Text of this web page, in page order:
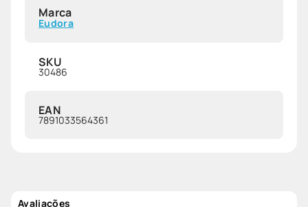
Marca
Eudora
SKU
30486
EAN
7891033564361
Avaliações